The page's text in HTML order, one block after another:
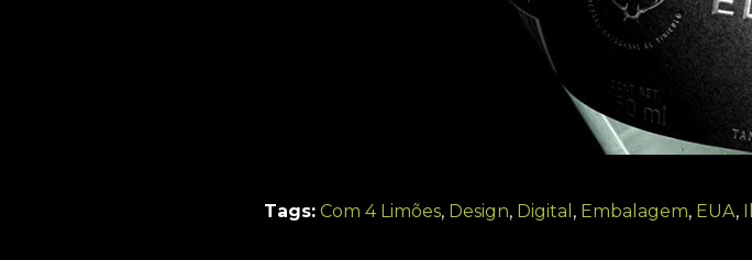
Tags: Com 4 Limões, Design, Digital , Embalagem, EUA,